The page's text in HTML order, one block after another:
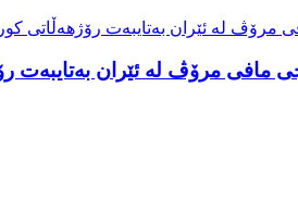
مافی مرۆڤ لە ئێران بەتایبەت